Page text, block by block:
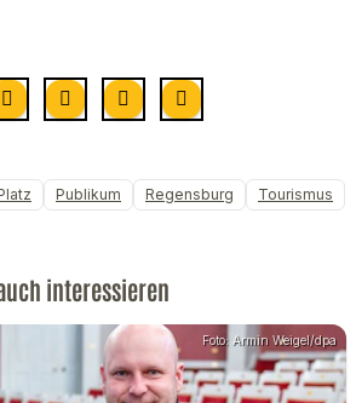
Publikum Regensburg Tourismus
interessieren
Foto: Armin Weigel/dpa